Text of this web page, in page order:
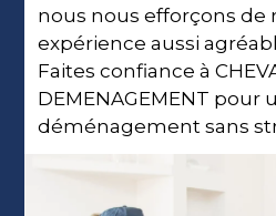
nous nous efforçons de
expérience aussi
Faites confiance à
DEMENAGEMENT pour
déménagement sans